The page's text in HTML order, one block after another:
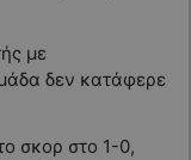
με
δεν κατάφερε
σκορ στο 1-0,